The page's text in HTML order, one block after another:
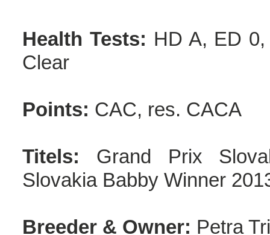
Health Tests: HD A, ED
Clear
Points: CAC, res. CACA
Titels: Grand Prix
Slovakia Babby Winner
Breeder & Owner: Petra